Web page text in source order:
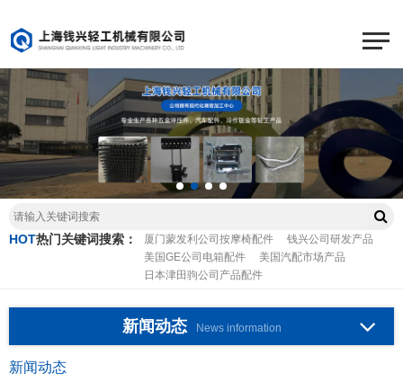
HOT热门关键词搜索： 厦门蒙发利公司按摩椅配件
钱兴公司研发产品
美国GE公司电箱配件
美国汽配市场产品
日本津田驹公司产品配件
新闻动态 News information
新闻动态